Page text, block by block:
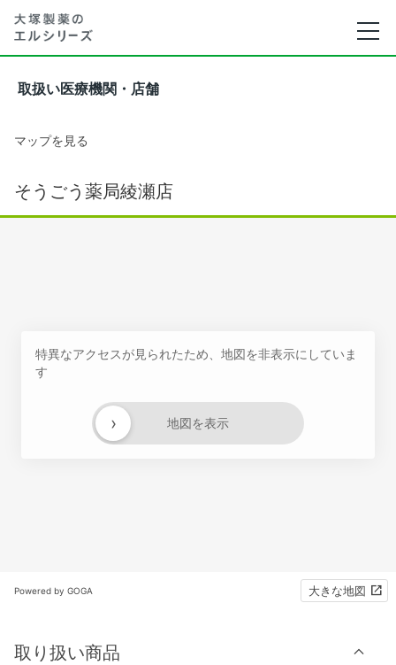
取扱い医療機関・店舗
マップを見る
そうごう薬局綾瀬店
特異なアクセスが見られたため、地図を非表示にしていま
す
地図を表示
›
Powered by GOGA 大きな地図
取り扱い商品